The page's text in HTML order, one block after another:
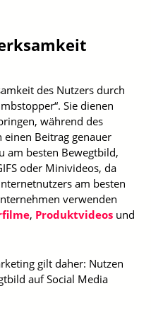
des Nutzers durch
Sie dienen
während des
Beitrag genauer
am besten Bewegtbild,
oder Minivideos, da
am besten
verwenden
, Produktvideos und
gilt daher: Nutzen
auf Social Media